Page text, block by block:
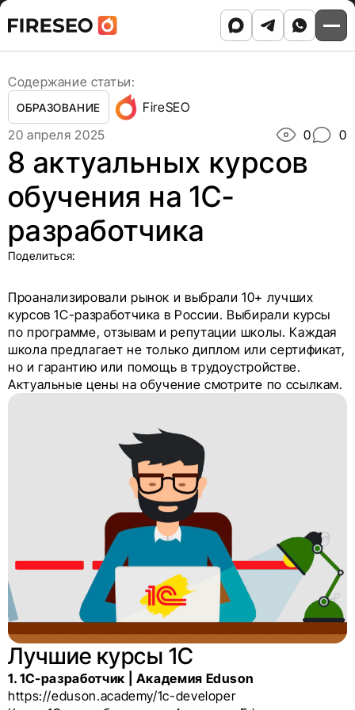
Skip
toСсылки
хлебных
Ссылки
хлебных
8 актуальных курсов обучения на 1С-разработчика
Содержание статьи:
ОБРАЗОВАНИЕ
FireSEO
20 апреля 2025
0 0
8 актуальных курсов
обучения на 1С-
разработчика
Поделиться:
Проанализировали рынок и выбрали 10+ лучших
курсов 1С-разработчика в России. Выбирали курсы
по программе, отзывам и репутации школы. Каждая
школа предлагает не только диплом или сертификат,
но и гарантию или помощь в трудоустройстве.
Актуальные цены на обучение смотрите по ссылкам.
Лучшие курсы 1С
1. 1С-разработчик | Академия Eduson
https://eduson.academy/1c-developer